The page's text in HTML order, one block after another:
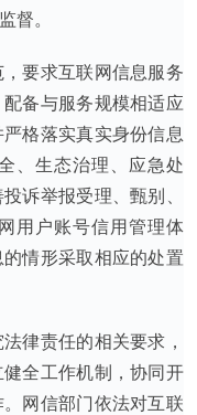
督。
，要求互联网信息服务
备与服务规模相适应
格落实真实身份信息
、生态治理、应急处
诉举报受理、甄别、
用户账号信用管理体
情形采取相应的处置
律责任的相关要求，
全工作机制，协同开
网信部门依法对互联